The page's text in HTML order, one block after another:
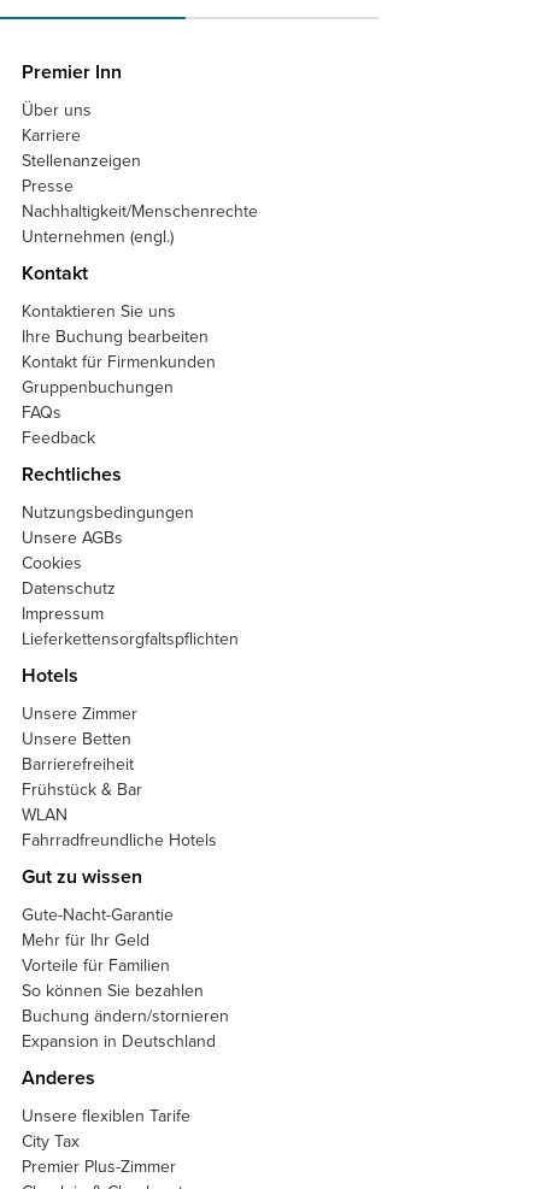
Premier Inn
Über uns
Karriere
Stellenanzeigen
Presse
Nachhaltigkeit/Menschenrechte
Unternehmen (engl.)
Kontakt
Kontaktieren Sie uns
Ihre Buchung bearbeiten
Kontakt für Firmenkunden
Gruppenbuchungen
FAQs
Feedback
Rechtliches
Nutzungsbedingungen
Unsere AGBs
Cookies
Datenschutz
Impressum
Lieferkettensorgfaltspflichten
Hotels
Unsere Zimmer
Unsere Betten
Barrierefreiheit
Frühstück & Bar
WLAN
Fahrradfreundliche Hotels
Gut zu wissen
Gute-Nacht-Garantie
Mehr für Ihr Geld
Vorteile für Familien
So können Sie bezahlen
Buchung ändern/stornieren
Expansion in Deutschland
Anderes
Unsere flexiblen Tarife
City Tax
Premier Plus-Zimmer